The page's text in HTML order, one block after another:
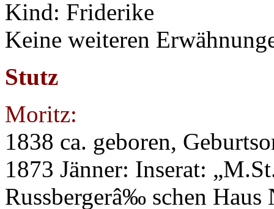
Kind: Friderike
Keine weiteren
Stutz
Moritz:
1838 ca. geboren,
1873 Jänner: Inserat:
Russbergerâ‰ schen Haus